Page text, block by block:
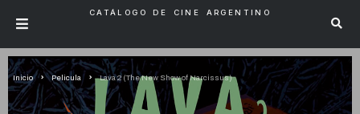
CATÁLOGO DE CINE ARGENTINO
Inicio Pelicula Lava 2 (The New Show of Narcissus)